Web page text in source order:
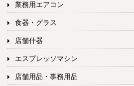
業務用エアコン
食器・グラス
店舗什器
エスプレッソマシン
店舗用品・事務用品